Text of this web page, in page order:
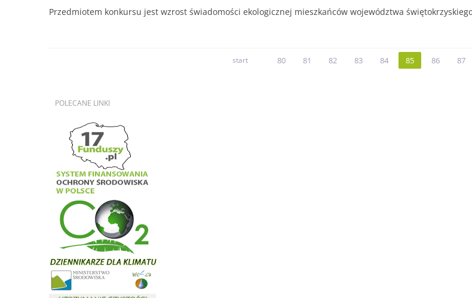
Przedmiotem konkursu jest wzrost świadomości ekologicznej mieszkańców województwa
start 80 81 82 83 84 85 86 87
POLECANE LINKI